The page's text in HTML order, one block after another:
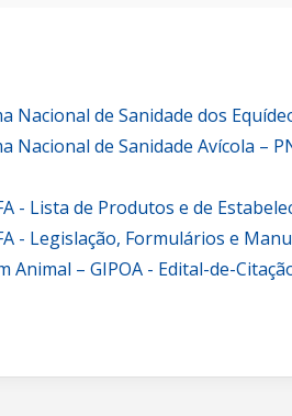
Nacional de Sanidade dos
Nacional de Sanidade Avícola –
- Lista de Produtos e de
- Legislação, Formulários e
– GIPOA - Edital-de-